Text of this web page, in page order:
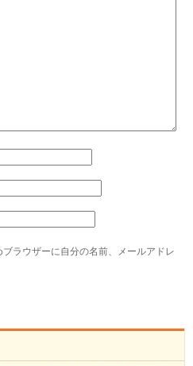
ラウザーに自分の名前、メールアドレ